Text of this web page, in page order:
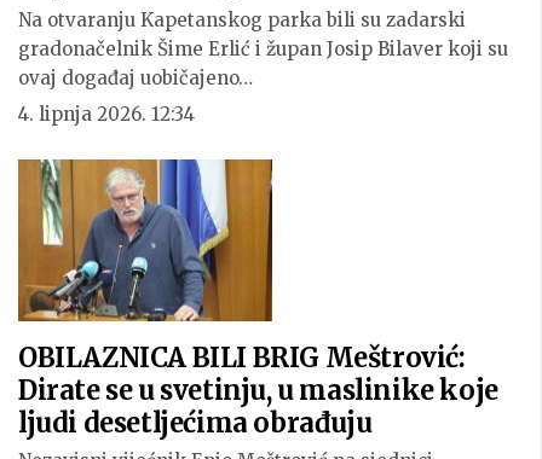
Na otvaranju Kapetanskog parka bili su zadarski
gradonačelnik Šime Erlić i župan Josip Bilaver koji su
ovaj događaj uobičajeno…
4. lipnja 2026. 12:34
OBILAZNICA BILI BRIG Meštrović:
Dirate se u svetinju, u maslinike koje
ljudi desetljećima obrađuju